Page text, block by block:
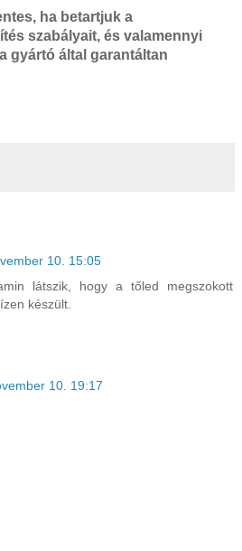
ha betartjuk a
szabályait, és valamennyi
gyártó által garantáltan
10. 15:05
látszik, hogy a tőled megszokott
készült.
10. 19:17